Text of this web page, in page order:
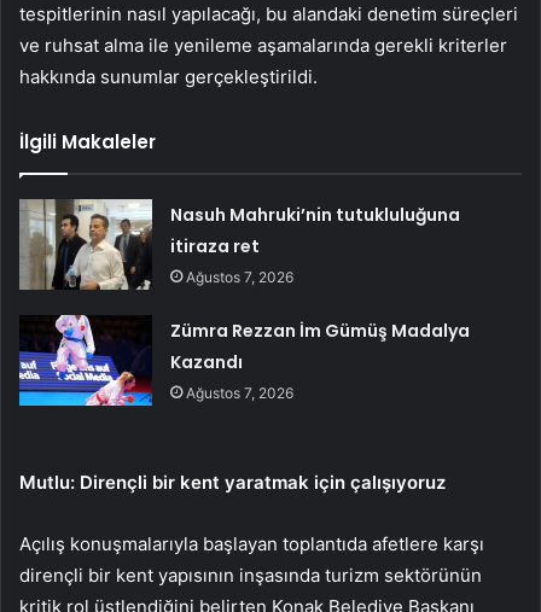
tespitlerinin nasıl yapılacağı, bu alandaki denetim süreçleri
ve ruhsat alma ile yenileme aşamalarında gerekli kriterler
hakkında sunumlar gerçekleştirildi.
İlgili Makaleler
Nasuh Mahruki’nin tutukluluğuna
itiraza ret
Ağustos 7, 2026
Zümra Rezzan İm Gümüş Madalya
Kazandı
Ağustos 7, 2026
Mutlu: Dirençli bir kent yaratmak için çalışıyoruz
Açılış konuşmalarıyla başlayan toplantıda afetlere karşı
dirençli bir kent yapısının inşasında turizm sektörünün
kritik rol üstlendiğini belirten Konak Belediye Başkanı